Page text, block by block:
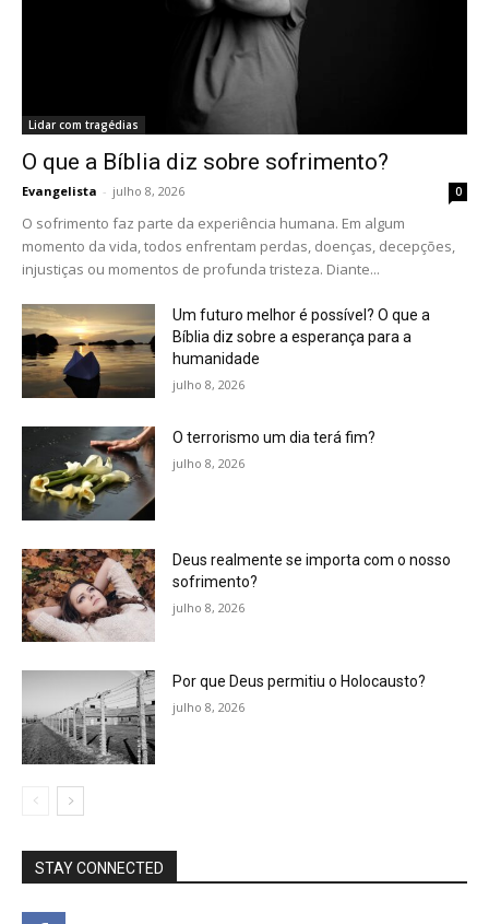
Lidar com tragédias
O que a Bíblia diz sobre sofrimento?
Evangelista - julho 8, 2026 0
O sofrimento faz parte da experiência humana. Em algum
momento da vida, todos enfrentam perdas, doenças, decepções,
injustiças ou momentos de profunda tristeza. Diante...
Um futuro melhor é possível? O que a
Bíblia diz sobre a esperança para a
humanidade
julho 8, 2026
O terrorismo um dia terá fim?
julho 8, 2026
Deus realmente se importa com o nosso
sofrimento?
julho 8, 2026
Por que Deus permitiu o Holocausto?
julho 8, 2026
STAY CONNECTED